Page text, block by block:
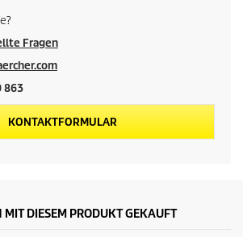
Fragen
863
KONTAKTFORMULAR
DIESEM PRODUKT GEKAUFT